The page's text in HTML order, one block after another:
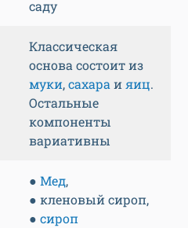
саду
Классическая
основа состоит из
муки,сахараияиц.
Остальные
компоненты
вариативны
● Мед,
● кленовый сироп,
● сироп